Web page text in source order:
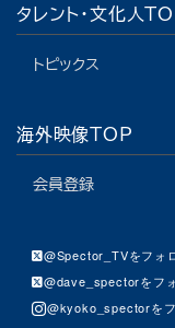
タレント・文化人
トピックス
海外映像TOP
会員登録
@Spector_TVをフォ
@dave_spectorをフ
@kyoko_spectorを